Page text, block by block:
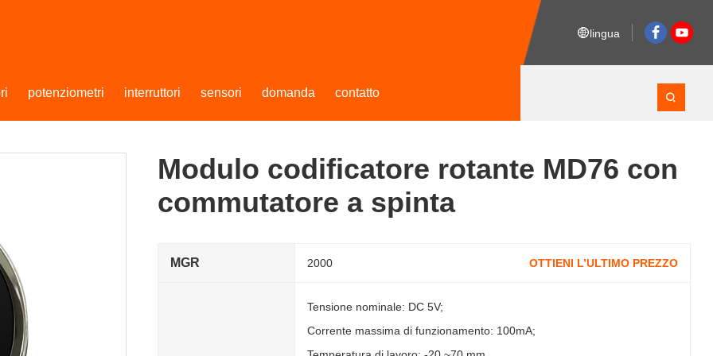
potenziometri interruttori sensori domanda contatto
lingua
Modulo codificatore rotante MD76 con
commutatore a spinta
MGR 2000 OTTIENI L’ULTIMO PREZZO
Tensione nominale: DC 5V;
Corrente massima di funzionamento: 100mA;